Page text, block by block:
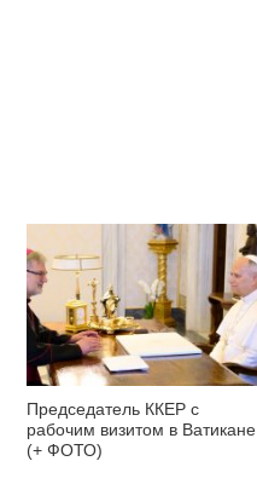
Председатель ККЕР с
рабочим визитом в Ватикане
(+ ФОТО)